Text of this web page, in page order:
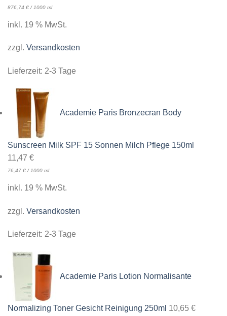
876,74 € / 1000 ml
inkl. 19 % MwSt.
zzgl. Versandkosten
Lieferzeit: 2-3 Tage
Academie Paris Bronzecran Body
Sunscreen Milk SPF 15 Sonnen Milch Pflege 150ml
11,47 €
76,47 € / 1000 ml
inkl. 19 % MwSt.
zzgl. Versandkosten
Lieferzeit: 2-3 Tage
Academie Paris Lotion Normalisante
Normalizing Toner Gesicht Reinigung 250ml 10,65 €